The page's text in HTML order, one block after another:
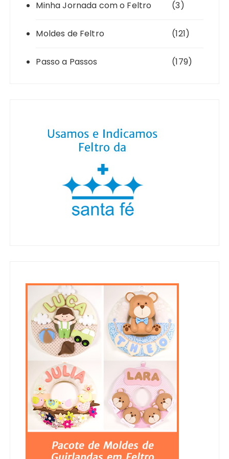
Minha Jornada com o Feltro (3)
Moldes de Feltro (121)
Passo a Passos (179)